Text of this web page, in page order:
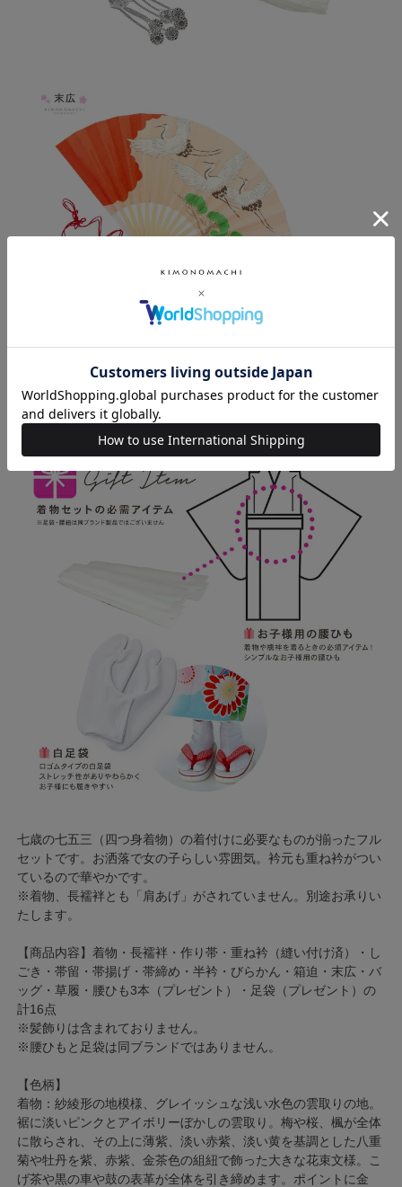
七歳の七五三（四つ身着物）の着付けに必要なものが揃ったフル
セットです。お洒落で女の子らしい雰囲気。衿元も重ね衿がつい
ているので華やかです。
※着物、長襦袢とも「肩あげ」がされていません。別途お承りい
たします。
【商品内容】着物・長襦袢・作り帯・重ね衿（縫い付け済）・し
ごき・帯留・帯揚げ・帯締め・半衿・びらかん・箱迫・末広・バ
ッグ・草履・腰ひも3本（プレゼント）・足袋（プレゼント）の
計16点
※髪飾りは含まれておりません。
※腰ひもと足袋は同ブランドではありません。
【色柄】
着物：紗綾形の地模様、グレイッシュな浅い水色の雲取りの地。
裾に淡いピンクとアイボリーぼかしの雲取り。梅や桜、楓が全体
に散らされ、その上に薄紫、淡い赤紫、淡い黄を基調とした八重
菊や牡丹を紫、赤紫、金茶色の組紐で飾った大きな花束文様。こ
げ茶や黒の車や鼓の表革が全体を引き締めます。ポイントに金